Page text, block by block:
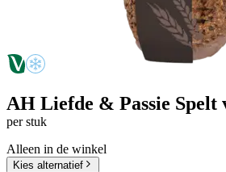
AH Liefde & Passie Spelt
per stuk
Alleen in de winkel
Kies alternatief